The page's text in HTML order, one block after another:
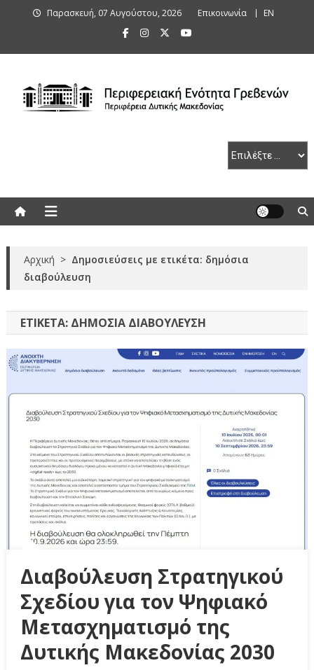
Παρασκευή, 07 Αυγούστου, 2026 Επικοινωνία ΕΝ
Αρχική > Δημοσιεύσεις με ετικέτα: δημόσια
διαβούλευση
ΕΤΙΚΈΤΑ: ΔΗΜΌΣΙΑ ΔΙΑΒΟΎΛΕΥΣΗ
Διαβούλευση Στρατηγικού
Σχεδίου για τον Ψηφιακό
Μετασχηματισμό της
Δυτικής Μακεδονίας 2030